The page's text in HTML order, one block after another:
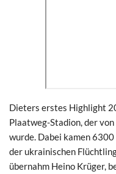
Dieters erstes Highlight
Plaatweg-Stadion, der
wurde. Dabei kamen
der ukrainischen
übernahm Heino Krüger,